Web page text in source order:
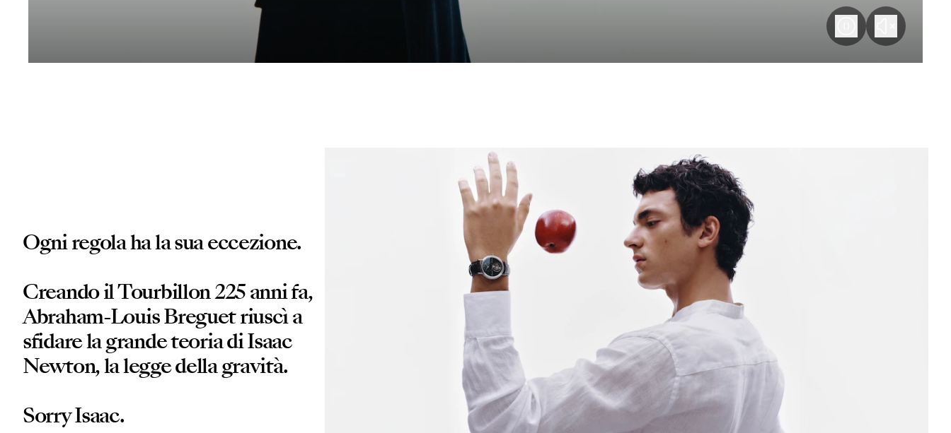
Ogni regola ha la sua eccezione.
Creando il Tourbillon 225 anni fa,
Abraham-Louis Breguet riuscì a
sfidare la grande teoria di Isaac
Newton, la legge della gravità.
Sorry Isaac.